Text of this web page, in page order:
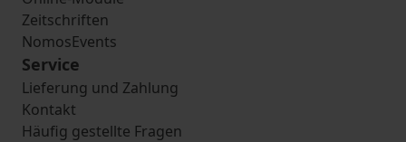
Zeitschriften
NomosEvents
Service
Lieferung und Zahlung
Kontakt
Häufig gestellte Fragen